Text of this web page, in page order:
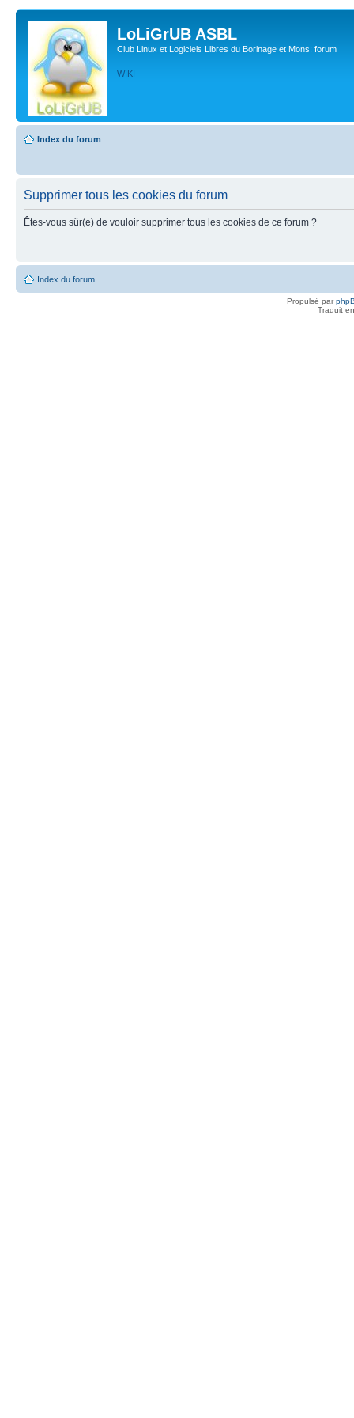
LoLiGrUB ASBL
Club Linux et Logiciels Libres du Borinage et Mons: forum
WIKI
Index du forum
Supprimer tous les cookies du forum
Êtes-vous sûr(e) de vouloir supprimer tous les cookies de ce forum ?
Index du forum
Propulsé par
Traduit